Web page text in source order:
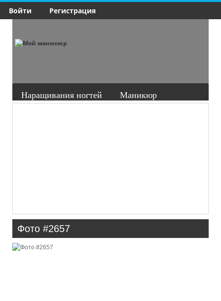
Войти Регистрация
Наращивания ногтей Маникюр
Фото #2657